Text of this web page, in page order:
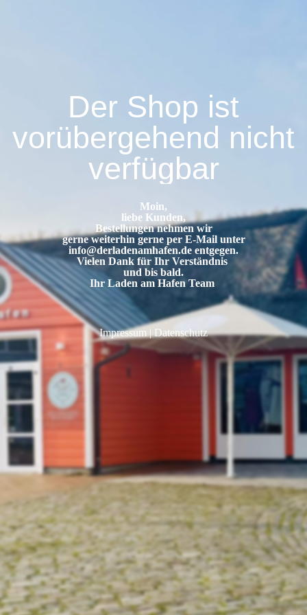
Der Shop ist
vorübergehend nicht
verfügbar
Moin,
liebe Kunden,
Bestellungen nehmen wir
gerne weiterhin gerne per E-Mail unter
info@derladenamhafen.de entgegen.
Vielen Dank für Ihr Verständnis
und bis bald.
Ihr Laden am Hafen Team
Impressum | Datenschutz